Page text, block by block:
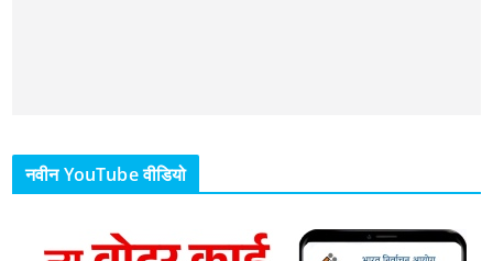
नवीन YouTube वीडियो